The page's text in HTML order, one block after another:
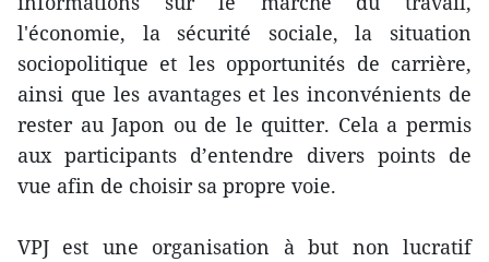
l'économie, la sécurité sociale, la situation
sociopolitique et les opportunités de carrière,
ainsi que les avantages et les inconvénients de
rester au Japon ou de le quitter. Cela a permis
aux participants d’entendre divers points de
vue afin de choisir sa propre voie.
VPJ est une organisation à but non lucratif